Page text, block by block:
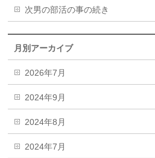
次男の部活の事の続き
月別アーカイブ
2026年7月
2024年9月
2024年8月
2024年7月